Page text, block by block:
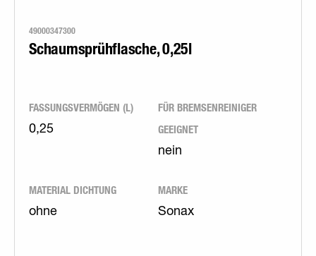
49000347300
Schaumsprühflasche, 0,25l
FASSUNGSVERMÖGEN (L)
0,25
FÜR BREMSENREINIGER
GEEIGNET
nein
MATERIAL DICHTUNG
ohne
MARKE
Sonax